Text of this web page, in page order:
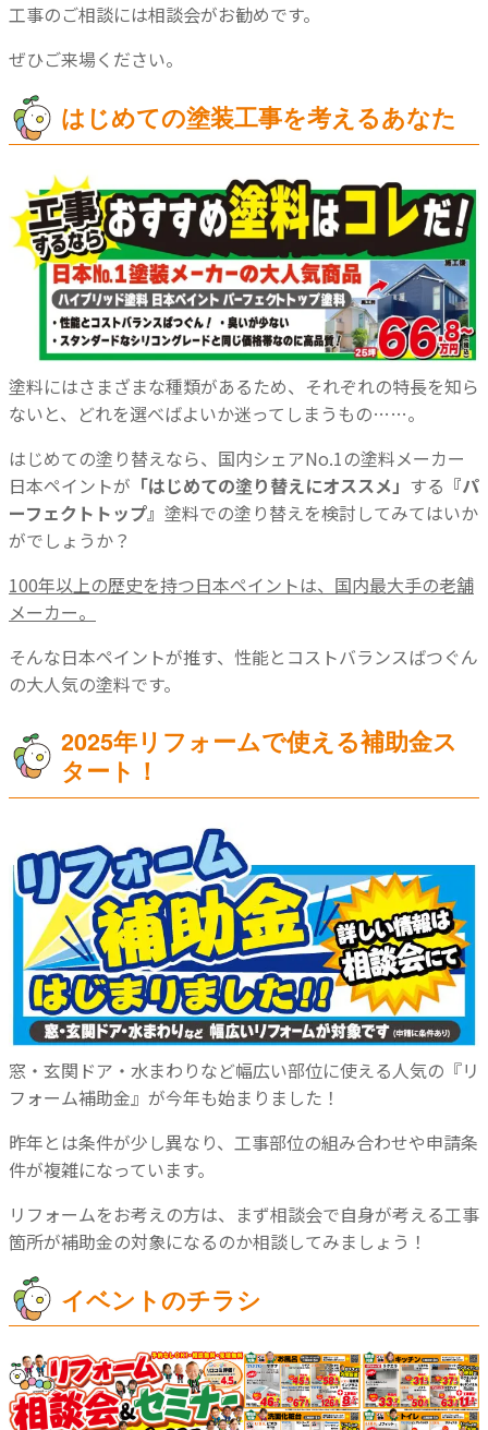
工事のご相談には相談会がお勧めです。
ぜひご来場ください。
はじめての塗装工事を考えるあなた
塗料にはさまざまな種類があるため、それぞれの特長を知ら
ないと、どれを選べばよいか迷ってしまうもの……。
はじめての塗り替えなら、国内シェアNo.1の塗料メーカー
日本ペイントが 「はじめての塗り替えにオススメ」 する 『パ
ーフェクトトップ』 塗料での塗り替えを検討してみてはいか
がでしょうか？
100年以上の歴史を持つ日本ペイントは、国内最大手の老舗
メーカー。
そんな日本ペイントが推す、性能とコストバランスばつぐん
の大人気の塗料です。
2025年リフォームで使える補助金ス
タート！
窓・玄関ドア・水まわりなど幅広い部位に使える人気の『リ
フォーム補助金』が今年も始まりました！
昨年とは条件が少し異なり、工事部位の組み合わせや申請条
件が複雑になっています。
リフォームをお考えの方は、まず相談会で自身が考える工事
箇所が補助金の対象になるのか相談してみましょう！
イベントのチラシ